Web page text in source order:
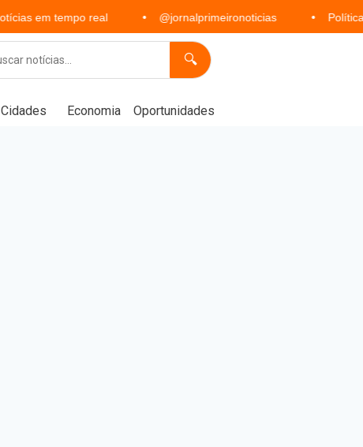
real @jornalprimeironoticias Política,
🔍
Cidades Economia Oportunidades